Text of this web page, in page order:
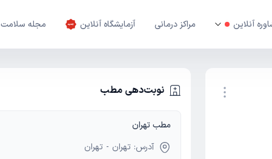
آنلاین مراکز درمانی آزمایشگاه آنلاین مجله سلامت
نوبت‌دهی مطب
مطب تهران
آدرس: تهران - تهران